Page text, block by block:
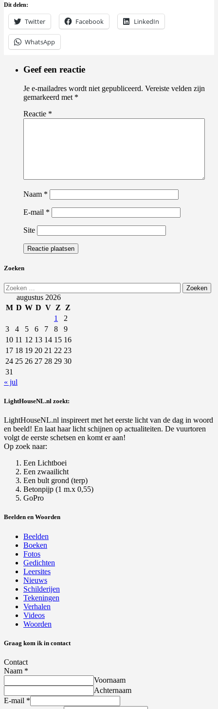
Dit delen:
Twitter Facebook LinkedIn
WhatsApp
Geef een reactie
Je e-mailadres wordt niet gepubliceerd. Vereiste velden zijn
gemarkeerd met *
Reactie *
Naam *
E-mail *
Site
Zoeken
Zoeken
naar:augustus 2026
M D W D V Z
Z
1
2
3
4 5 6 7 8
9
10 11 12 13 14 15 16
17 18 19 20 21 22 23
24 25 26 27 28 29 30
31
« jul
LightHouseNL.nl zoekt:
LightHouseNL.nl inspireert met het eerste licht van de dag in woord
en beeld! En laat haar licht schijnen op actualiteiten. De vuurtoren
volgt de eerste schetsen en komt er aan!
Op zoek naar:
Een Lichtboei
Een zwaailicht
Een bult grond (terp)
Betonpijp (1 m.x 0,55)
GoPro
Beelden en Woorden
Beelden
Boeken
Fotos
Gedichten
Leersites
Nieuws
Schilderijen
Tekeningen
Verhalen
Videos
Woorden
Graag kom ik in contact
Contact
Naam *
Voornaam
Achternaam
E-mail *